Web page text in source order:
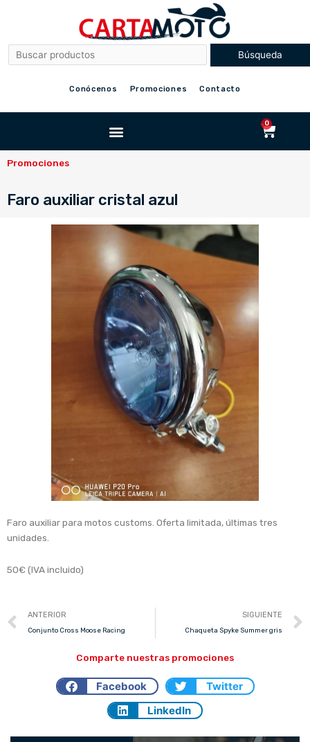
Conócenos Promociones Contacto
Menu 0
Promociones
Faro auxiliar cristal azul
Faro auxiliar para motos customs. Oferta limitada, últimas tres
unidades.
50€ (IVA incluido)
Prev
ANTERIOR
Conjunto Cross Moose Racing
SIGUIENTE
Chaqueta Spyke Summer gris
Comparte nuestras promociones
Facebook
Twitter
LinkedIn